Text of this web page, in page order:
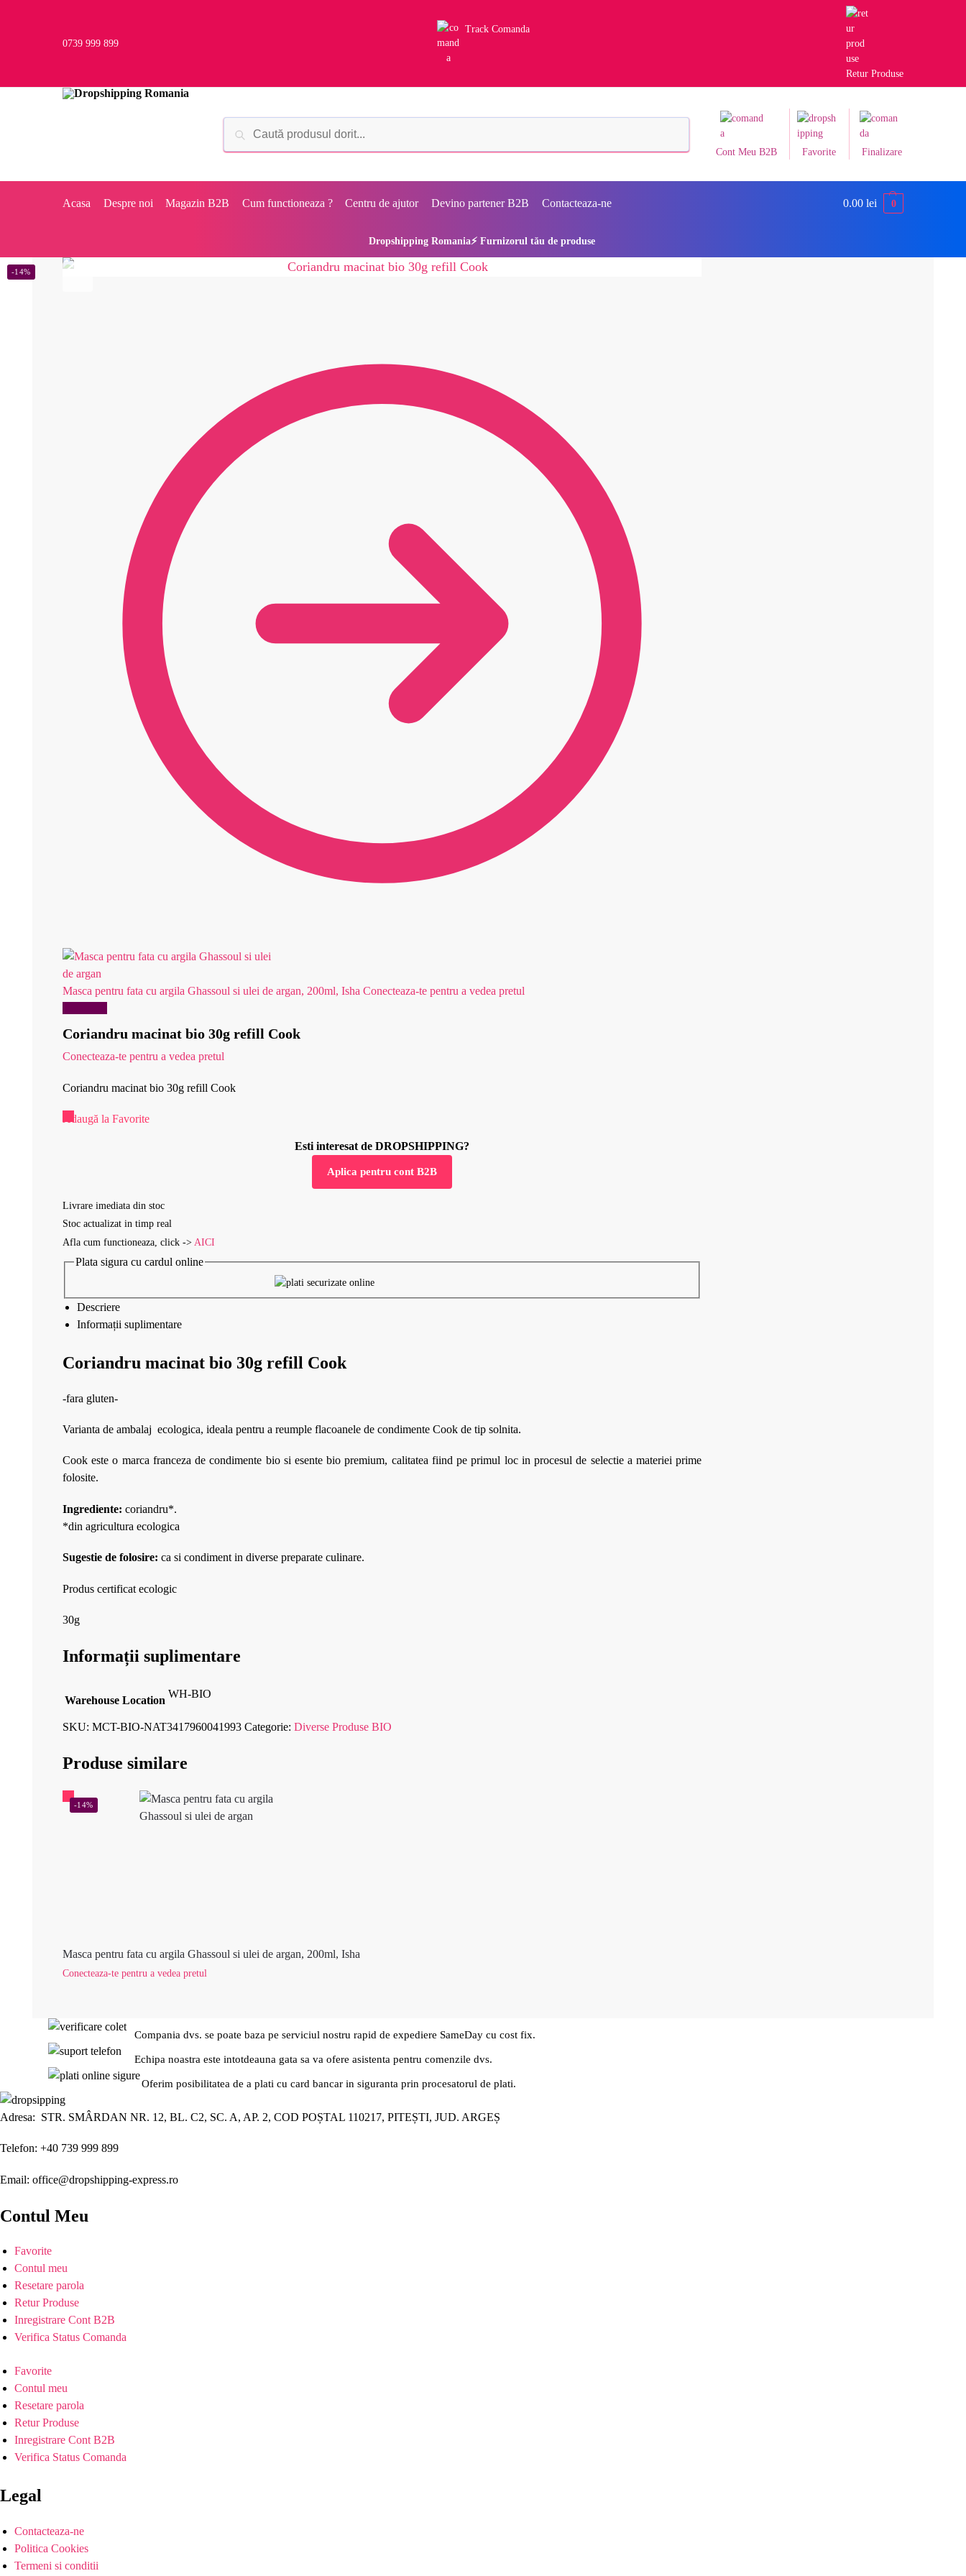
0739 999 899
Track Comanda
Retur Produse
Cont Meu B2B Favorite Finalizare
Acasa Despre noi Magazin B2B Cum functioneaza ? Centru de ajutor Devino partener B2B Contacteaza-ne 0.00 lei 0
Dropshipping Romania⚡ Furnizorul tău de produse
Masca pentru fata cu argila Ghassoul si ulei de argan, 200ml, Isha Conecteaza-te pentru a vedea pretul
Coriandru macinat bio 30g refill Cook
Conecteaza-te pentru a vedea pretul
-14%
Coriandru macinat bio 30g refill Cook
Adaugă la Favorite
Esti interesat de DROPSHIPPING?
Aplica pentru cont B2B
Livrare imediata din stoc
Stoc actualizat in timp real
Afla cum functioneaza, click -> AICI
Plata sigura cu cardul online
Descriere
Informații suplimentare
Coriandru macinat bio 30g refill Cook
-fara gluten-
Varianta de ambalaj ecologica, ideala pentru a reumple flacoanele de condimente Cook de tip solnita.
Cook este o marca franceza de condimente bio si esente bio premium, calitatea fiind pe primul loc in procesul de selectie a materiei prime
folosite.
Ingrediente: coriandru*.
*din agricultura ecologica
Sugestie de folosire: ca si condiment in diverse preparate culinare.
Produs certificat ecologic
30g
Informații suplimentare
Warehouse Location
WH-BIO
SKU: MCT-BIO-NAT3417960041993 Categorie: Diverse Produse BIO
Produse similare
-14%
Masca pentru fata cu argila Ghassoul si ulei de argan, 200ml, Isha
Conecteaza-te pentru a vedea pretul
Compania dvs. se poate baza pe serviciul nostru rapid de expediere SameDay cu cost fix.
Echipa noastra este intotdeauna gata sa va ofere asistenta pentru comenzile dvs.
Oferim posibilitatea de a plati cu card bancar in siguranta prin procesatorul de plati.
Adresa: STR. SMÂRDAN NR. 12, BL. C2, SC. A, AP. 2, COD POȘTAL 110217, PITEȘTI, JUD. ARGEȘ
Telefon: +40 739 999 899
Email: office@dropshipping-express.ro
Contul Meu
Favorite
Contul meu
Resetare parola
Retur Produse
Inregistrare Cont B2B
Verifica Status Comanda
Favorite
Contul meu
Resetare parola
Retur Produse
Inregistrare Cont B2B
Verifica Status Comanda
Legal
Contacteaza-ne
Politica Cookies
Termeni si conditii